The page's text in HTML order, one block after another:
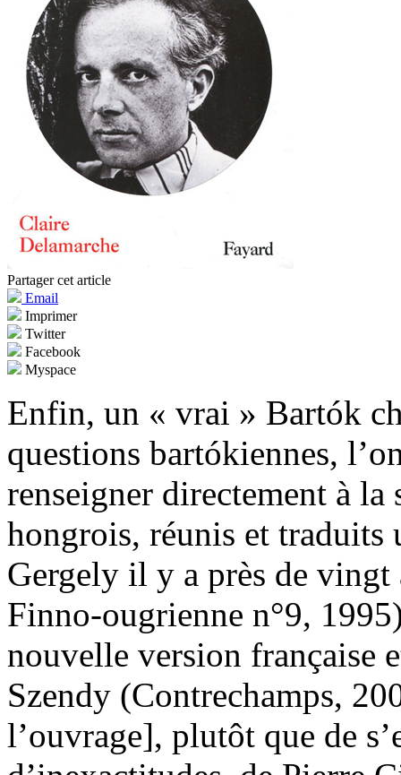
Partager cet article
Email
Imprimer
Twitter
Facebook
Myspace
Enfin, un « vrai » Bartók
questions bartókiennes,
renseigner directement à
hongrois, réunis et traduits
Gergely il y a près de
Finno-ougrienne n°9,
nouvelle version française
Szendy (Contrechamps,
l’ouvrage], plutôt que de